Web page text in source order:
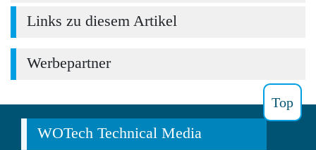
Links zu diesem Artikel
Werbepartner
Top
WOTech Technical Media